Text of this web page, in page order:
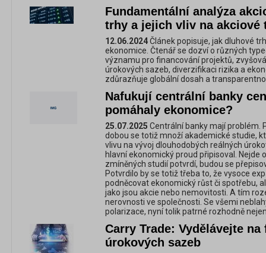
Fundamentální analýza
trhy a jejich vliv na akciové
12.06.2024Článek popisuje, jak dluhové
ekonomice. Čtenář se dozví o různých
významu pro financování projektů,
úrokových sazeb, diverzifikaci rizika a
zdůrazňuje globální dosah a
Nafukují centrální banky
pomáhaly ekonomice?
25.07.2025 Centrální banky mají problém.
dobou se totiž množí akademické studie,
vlivu na vývoj dlouhodobých reálných
hlavní ekonomický proud připisoval. Nejde
zmíněných studií potvrdí, budou se
Potvrdilo by se totiž třeba to, že vysoce
podněcovat ekonomický růst či spotřebu,
jako jsou akcie nebo nemovitosti. A tím
nerovnosti ve společnosti. Se všemi
polarizace, nyní tolik patrné rozhodně
Carry Trade: Vydělávejte
úrokových sazeb